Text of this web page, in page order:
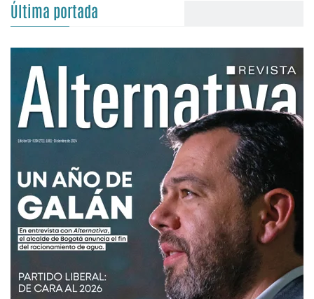
Última portada